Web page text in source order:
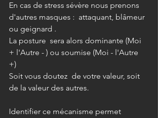
En cas de stress sévère nous prenons
d'autres masques :  attaquant, blâmeur
ou geignard .
La posture  sera alors dominante (Moi
+ l'Autre - ) ou soumise (Moi - l'Autre
+)
Soit vous doutez  de votre valeur, soit
de la valeur des autres.
Identifier ce mécanisme permet